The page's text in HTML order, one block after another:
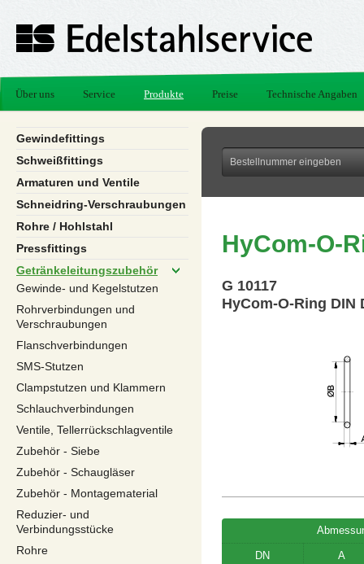
Über uns Service Produkte Preise Technische Angaben
Gewindefittings
Schweißfittings
Armaturen und Ventile
Schneidring-Verschraubungen
Rohre / Hohlstahl
Pressfittings
Getränkeleitungszubehör
Gewinde- und Kegelstutzen
Rohrverbindungen und
Verschraubungen
Flanschverbindungen
SMS-Stutzen
Clampstutzen und Klammern
Schlauchverbindungen
Ventile, Tellerrückschlagventile
Zubehör - Siebe
Zubehör - Schaugläser
Zubehör - Montagematerial
Reduzier- und
Verbindungsstücke
Rohre
HyCom-O-
G 10117
HyCom-O-Ring DIN
DN A